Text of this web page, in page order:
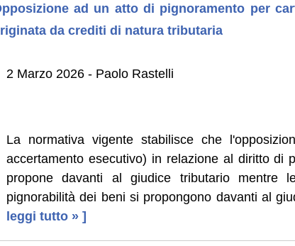
ad un atto di pignoramento per
da crediti di natura tributaria
2 Marzo 2026 - Paolo Rastelli
La normativa vigente stabilisce che
accertamento esecutivo) in relazione al diritto di
propone davanti al giudice tributario mentre
pignorabilità dei beni si propongono davanti al
leggi tutto » ]